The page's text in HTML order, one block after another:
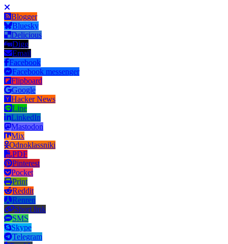
Blogger
Bluesky
Delicious
Digg
Email
Facebook
Facebook messenger
Flipboard
Google
Hacker News
Line
LinkedIn
Mastodon
Mix
Odnoklassniki
PDF
Pinterest
Pocket
Print
Reddit
Renren
Short link
SMS
Skype
Telegram